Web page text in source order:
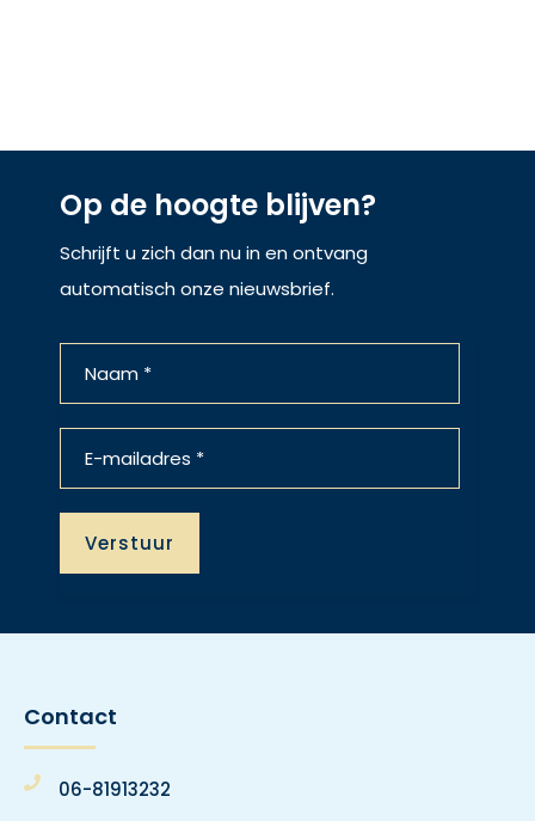
Op de hoogte blijven?
Schrijft u zich dan nu in en ontvang
automatisch onze nieuwsbrief.
Contact
06-81913232